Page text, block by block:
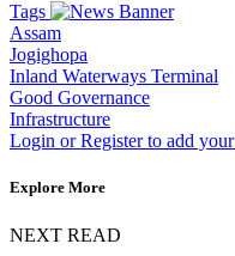
Tags
Assam
Jogighopa
Inland Waterways Terminal
Good Governance
Infrastructure
Login or Register to add
Explore More
NEXT READ